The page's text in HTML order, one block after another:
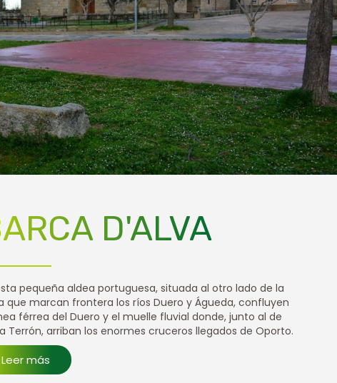
D'ALVA
pequeña aldea portuguesa, situada al otro lado de la
que marcan frontera los ríos Duero y Águeda, confluyen
férrea del Duero y el muelle fluvial donde, junto al de
Terrón, arriban los enormes cruceros llegados de Oporto.
Leer más